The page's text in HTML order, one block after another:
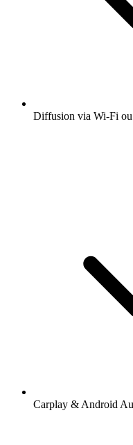
Diffusion via Wi-Fi
Carplay & Android